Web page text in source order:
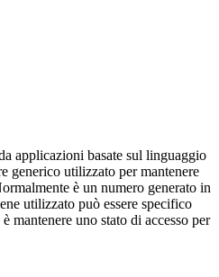
applicazioni basate sul linguaggio
generico utilizzato per mantenere
è un numero generato in
utilizzato può essere specifico
mantenere uno stato di accesso per